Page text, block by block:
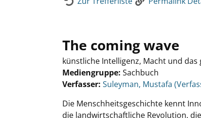
The coming wave
künstliche Intelligenz, Macht und
Mediengruppe: Sachbuch
Verfasser: Suche nach diesem
Suleyman, Mustafa
Die Menschheitsgeschichte kennt
die landwirtschaftliche Revolution,